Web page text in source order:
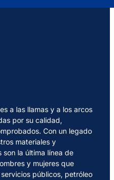
a las llamas y a los arcos
por su calidad,
Con un legado
materiales y
la última línea de
y mujeres que
públicos, petróleo